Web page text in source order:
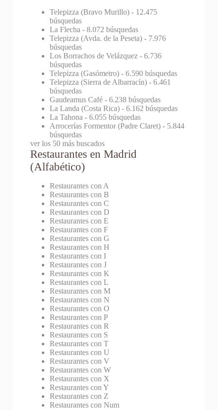
Telepizza (Bravo Murillo)- 12.475
búsquedas
La Flecha - 8.072 búsquedas
Telepizza (Avda. de la Peseta)- 7.976
búsquedas
Los Borrachos de Velázquez- 6.736
búsquedas
Telepizza (Gasómetro)- 6.590 búsquedas
Telepizza (Sierra de Albarracín)- 6.461
búsquedas
Gaudeamus Café- 6.238 búsquedas
La Landa (Costa Rica)- 6.162 búsquedas
La Tahona - 6.055 búsquedas
Arrocerías Formentor (Padre Claret)- 5.844
búsquedas
ver los 50 más buscados
Restaurantes en Madrid
(Alfabético)
Restaurantes con A
Restaurantes con B
Restaurantes con C
Restaurantes con D
Restaurantes con E
Restaurantes con F
Restaurantes con G
Restaurantes con H
Restaurantes con I
Restaurantes con J
Restaurantes con K
Restaurantes con L
Restaurantes con M
Restaurantes con N
Restaurantes con O
Restaurantes con P
Restaurantes con R
Restaurantes con S
Restaurantes con T
Restaurantes con U
Restaurantes con V
Restaurantes con W
Restaurantes con X
Restaurantes con Y
Restaurantes con Z
Restaurantes con Num